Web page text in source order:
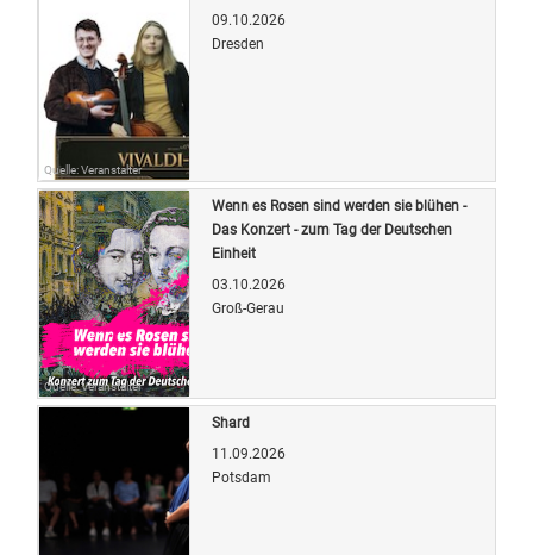
Quelle: Veranstalter
09.10.2026
Dresden
Quelle: Veranstalter
Wenn es Rosen sind werden sie blühen -
Das Konzert - zum Tag der Deutschen
Einheit
03.10.2026
Groß-Gerau
Shard
11.09.2026
Potsdam